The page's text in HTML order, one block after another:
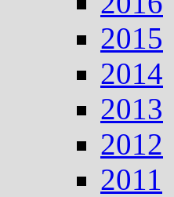
2015
2014
2013
2012
2011